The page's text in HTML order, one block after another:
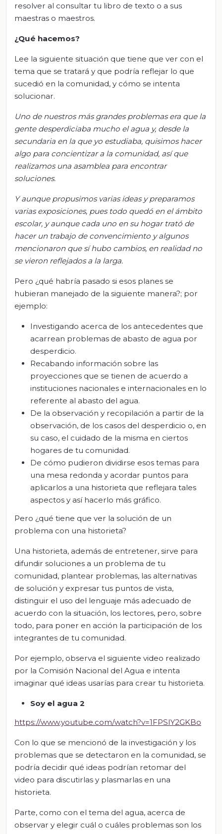
resolver al consultar tu libro de texto o a sus
maestras o maestros.
¿Qué hacemos?
Lee la siguiente situación que tiene que ver con el
tema que se tratará y que podría reflejar lo que
sucedió en la comunidad, y cómo se intenta
solucionar.
Uno de nuestros más grandes problemas era que la
gente desperdiciaba mucho el agua y, desde la
secundaria en la que yo estudiaba, quisimos hacer
algo para concientizar a la comunidad, así que
realizamos una asamblea para encontrar
soluciones.
Yaunque propusimos varias ideas y preparamos
varias exposiciones, pues todo quedó en el ámbito
escolar, y aunque cada uno en su hogar trató de
hacer un trabajo de convencimiento y algunos
mencionaron que sí hubo cambios, en realidad no
se vieron reflejados a la larga.
Pero ¿qué habría pasado si esos planes se
hubieran manejado de la siguiente manera?; por
ejemplo:
Investigando acerca de los antecedentes que
acarrean problemas de abasto de agua por
desperdicio.
Recabando información sobre las
proyecciones que se tienen de acuerdo a
instituciones nacionales e internacionales en lo
referente al abasto del agua.
De la observación y recopilación a partir de la
observación, de los casos del desperdicio o, en
su caso, el cuidado de la misma en ciertos
hogares de tu comunidad.
De cómo pudieron dividirse esos temas para
una mesa redonda y acordar puntos para
aplicarlos a una historieta que reflejara tales
aspectos y así hacerlo más gráfico.
Pero ¿qué tiene que ver la solución de un
problema con una historieta?
Una historieta, además de entretener, sirve para
difundir soluciones a un problema de tu
comunidad, plantear problemas, las alternativas
de solución y expresar tus puntos de vista,
distinguir el uso del lenguaje más adecuado de
acuerdo con la situación, los lectores, pero, sobre
todo, para poner en acción la participación de los
integrantes de tu comunidad.
Por ejemplo, observa el siguiente video realizado
por la Comisión Nacional del Agua e intenta
imaginar qué ideas usarías para crear tu historieta.
Soy el agua 2
https://www.youtube.com/watch?v=1FPSIY2GKBo
Con lo que se mencionó de la investigación y los
problemas que se detectaron en la comunidad, se
podría decidir qué ideas podrían retomar del
video para discutirlas y plasmarlas en una
historieta.
Parte, como con el tema del agua, acerca de
observar y elegir cuál o cuáles problemas son los